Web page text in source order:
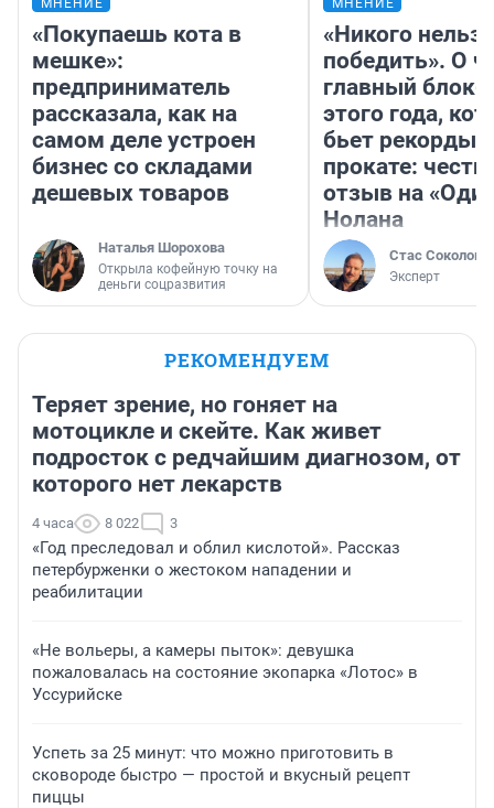
«Покупаешь кота в
мешке»:
предприниматель
рассказала, как на
самом деле устроен
бизнес со складами
дешевых товаров
Наталья Шорохова
Открыла кофейную точку на
деньги соцразвития
«Никого нельзя
победить». О
главный
этого года,
бьет рекорды в
прокате:
отзыв на
Нолана
Стас Соколов
Эксперт
РЕКОМЕНДУЕМ
Теряет зрение, но гоняет на
мотоцикле и скейте. Как живет
подросток с редчайшим диагнозом, от
которого нет лекарств
4 часа 8 022 3
«Год преследовал и облил кислотой». Рассказ
петербурженки о жестоком нападении и
реабилитации
«Не вольеры, а камеры пыток»: девушка
пожаловалась на состояние экопарка «Лотос» в
Уссурийске
Успеть за 25 минут: что можно приготовить в
сковороде быстро — простой и вкусный рецепт
пиццы